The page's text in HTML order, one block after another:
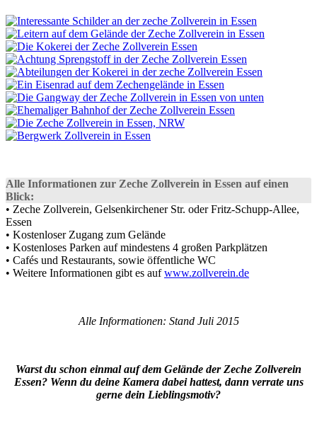
Alle Informationen zur Zeche Zollverein in Essen auf einen
Blick:
• Zeche Zollverein, Gelsenkirchener Str. oder Fritz-Schupp-Allee,
Essen
• Kostenloser Zugang zum Gelände
• Kostenloses Parken auf mindestens 4 großen Parkplätzen
• Cafés und Restaurants, sowie öffentliche WC
• Weitere Informationen gibt es aufwww.zollverein.de
Alle Informationen: Stand Juli 2015
Warst du schon einmal auf dem Gelände der Zeche Zollverein
Essen? Wenn du deine Kamera dabei hattest, dann verrate uns
gerne dein Lieblingsmotiv?